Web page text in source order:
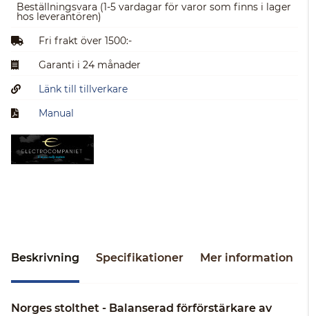
Beställningsvara (1-5 vardagar för varor som finns i lager
hos leverantören)
Fri frakt över 1500:-
Garanti i 24 månader
Länk till tillverkare
Manual
Beskrivning Specifikationer Mer information
Norges stolthet - Balanserad förförstärkare av